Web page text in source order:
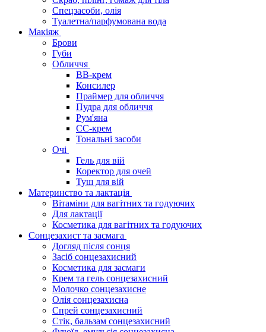
Спецзасоби, олія
Туалетна/парфумована вода
Макіяж
Брови
Губи
Обличчя
BB-крем
Консилер
Праймер для обличчя
Пудра для обличчя
Рум'яна
СС-крем
Тональні засоби
Очі
Гель для вій
Коректор для очей
Туш для вій
Материнство та лактація
Вітаміни для вагітних та годуючих
Для лактації
Косметика для вагітних та годуючих
Сонцезахист та засмага
Догляд після сонця
Засіб сонцезахисний
Косметика для засмаги
Крем та гель сонцезахисний
Молочко сонцезахисне
Олія сонцезахисна
Спрей сонцезахисний
Стік, бальзам сонцезахисний